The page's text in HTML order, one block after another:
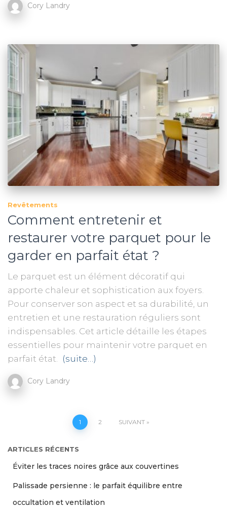
Cory Landry
Revêtements
Comment entretenir et
restaurer votre parquet pour le
garder en parfait état ?
Le parquet est un élément décoratif qui
apporte chaleur et sophistication aux foyers.
Pour conserver son aspect et sa durabilité, un
entretien et une restauration réguliers sont
indispensables. Cet article détaille les étapes
essentielles pour maintenir votre parquet en
parfait état.
(suite…)
Cory Landry
Pagination
des
publications
1 2 SUIVANT
ARTICLES RÉCENTS
Éviter les traces noires grâce aux couvertines
Palissade persienne : le parfait équilibre entre
occultation et ventilation